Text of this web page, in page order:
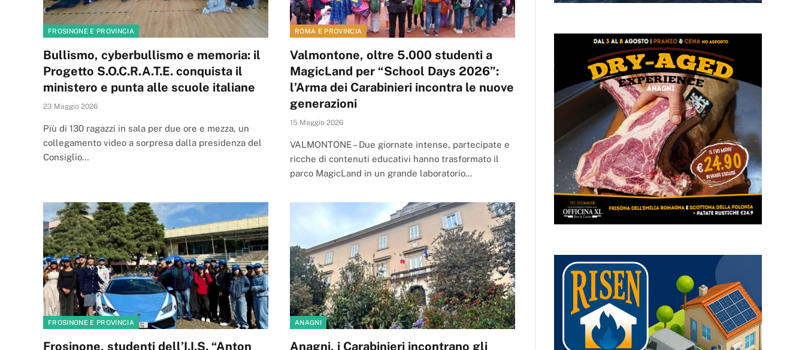
FROSINONE E PROVINCIA
Bullismo, cyberbullismo e memoria: il
Progetto S.O.C.R.A.T.E. conquista il
ministero e punta alle scuole italiane
23 Maggio 2026
Più di 130 ragazzi in sala per due ore e mezza, un
collegamento video a sorpresa dalla presidenza del
Consiglio…
ROMA E PROVINCIA
Valmontone, oltre 5.000 studenti a
MagicLand per “School Days 2026”:
l’Arma dei Carabinieri incontra le nuove
generazioni
15 Maggio 2026
VALMONTONE – Due giornate intense, partecipate e
ricche di contenuti educativi hanno trasformato il
parco MagicLand in un grande laboratorio…
FROSINONE E PROVINCIA
Frosinone, studenti dell’I.I.S. “Anton
ANAGNI
Anagni, i Carabinieri incontrano gli